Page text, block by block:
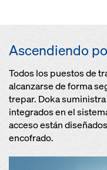
Ascendiendo
Todos los puestos de
alcanzarse de forma
trepar. Doka
integrados en el
acceso están
encofrado.